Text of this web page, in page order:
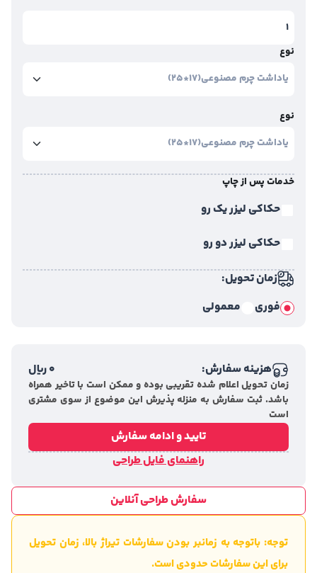
نوع
نوع
خدمات پس از چاپ
حکاکی لیزر یک رو
حکاکی لیزر دو رو
زمان تحویل:
فوری
معمولی
هزینه سفارش: 0ریال
زمان تحویل اعلام شده تقریبی بوده و ممکن است با تاخیر همراه
باشد. ثبت سفارش به منزله پذیرش این موضوع از سوی مشتری
است
تایید و ادامه سفارش
راهنمای فایل طراحی
سفارش طراحی آنلاین
توجه: باتوجه به زمانبر بودن سفارشات تیراژ بالا، زمان تحویل
برای این سفارشات حدودی است.